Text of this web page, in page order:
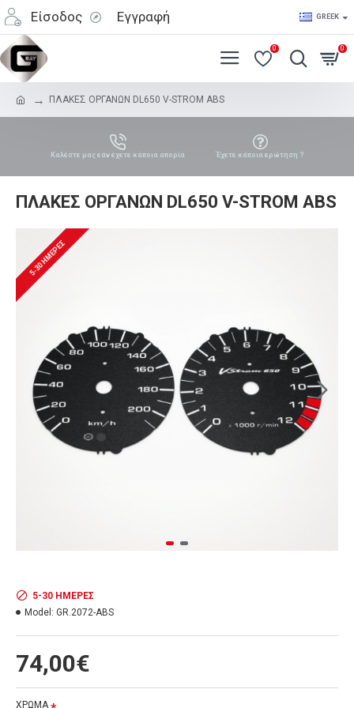
Είσοδος Εγγραφή GREEK
0 0
ΠΛΑΚΕΣ ΟΡΓΑΝΩΝ DL650 V-STROM ABS
Καλέστε μας εάν έχετε κάποια απορία Έχετε κάποια ερώτηση ?
ΠΛΑΚΕΣ ΟΡΓΑΝΩΝ DL650 V-STROM ABS
5-30 ΗΜΈΡΕΣ
74,00€
5-30 ΗΜΈΡΕΣ
Model: GR.2072-ABS
ΧΡΩΜΑ